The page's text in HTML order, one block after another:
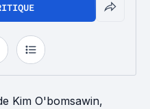
Kim O'bomsawin,